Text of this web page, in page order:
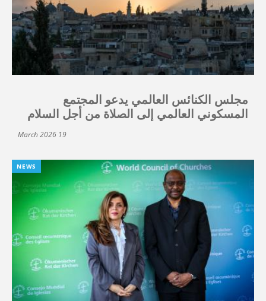
مجلس الكنائس العالمي يدعو المجتمع
المسكوني العالمي إلى الصلاة من أجل السلام
19 March 2026
NEWS